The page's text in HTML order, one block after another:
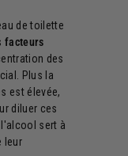
de toilette
facteurs
des
Plus la
est élevée,
diluer ces
sert à
leur